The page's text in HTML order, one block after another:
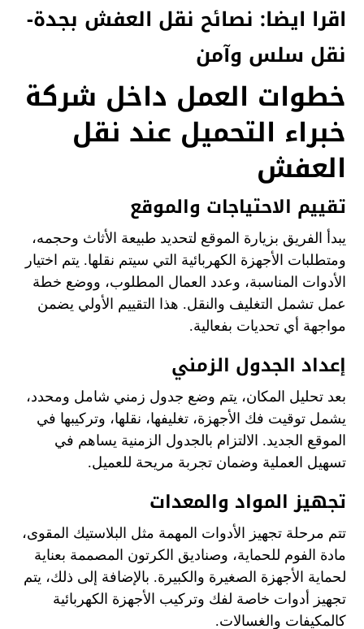
اقرا ايضا: نصائح نقل العفش بجدة-
نقل سلس وآمن
خطوات العمل داخل شركة
خبراء التحميل عند نقل
العفش
تقييم الاحتياجات والموقع
يبدأ الفريق بزيارة الموقع لتحديد طبيعة الأثاث وحجمه،
ومتطلبات الأجهزة الكهربائية التي سيتم نقلها. يتم اختيار
الأدوات المناسبة، وعدد العمال المطلوب، ووضع خطة
عمل تشمل التغليف والنقل. هذا التقييم الأولي يضمن
مواجهة أي تحديات بفعالية.
إعداد الجدول الزمني
بعد تحليل المكان، يتم وضع جدول زمني شامل ومحدد،
يشمل توقيت فك الأجهزة، تغليفها، نقلها، وتركيبها في
الموقع الجديد. الالتزام بالجدول الزمنية يساهم في
تسهيل العملية وضمان تجربة مريحة للعميل.
تجهيز المواد والمعدات
تتم مرحلة تجهيز الأدوات المهمة مثل البلاستيك المقوى،
مادة الفوم للحماية، وصناديق الكرتون المصممة بعناية
لحماية الأجهزة الصغيرة والكبيرة. بالإضافة إلى ذلك، يتم
تجهيز أدوات خاصة لفك وتركيب الأجهزة الكهربائية
كالمكيفات والغسالات.